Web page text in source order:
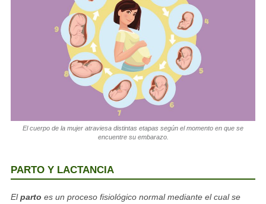
El cuerpo de la mujer atraviesa distintas etapas según el momento en que se
encuentre su embarazo.
PARTO Y LACTANCIA
Elparto es un proceso fisiológico normal mediante el cual se